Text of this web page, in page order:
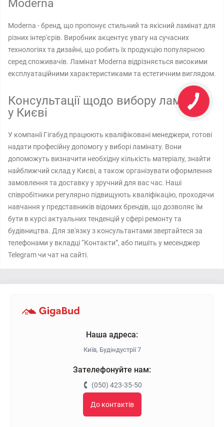
Moderna
Moderna - бренд, що пропонує стильний та якісний ламінат для
різних інтер'єрів. Виробник акцентує увагу на сучасних
технологіях та дизайні, що робить їх продукцію популярною
серед споживачів. Ламінат Moderna відрізняється високими
експлуатаційними характеристиками та естетичним виглядом.
Консультації щодо вибору ламінату
у Києві
У компанії Гігабуд працюють кваліфіковані менеджери, готові
надати професійну допомогу у виборі ламінату. Вони
допоможуть визначити необхідну кількість матеріалу, знайти
найближчий склад у Києві, а також організувати оформлення
замовлення та доставку у зручний для вас час. Наші
співробітники регулярно підвищують кваліфікацію, проходячи
навчання у представників відомих брендів, що дозволяє їм
бути в курсі актуальних тенденцій у сфері ремонту та
будівництва. Для зв'язку з консультантами звертайтеся за
телефонами у вкладці “Контакти”, або пишіть у месенджер
Telegram чи чат на сайті.
Наша адреса:
Київ, Будіндустрії 7
Зателефонуйте нам:
(050) 423-35-50
До контактів